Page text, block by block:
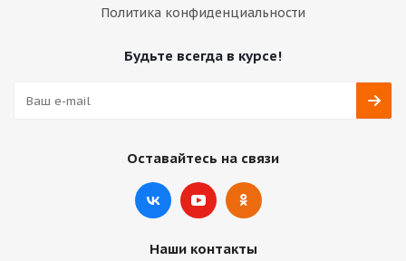
Политика конфиденциальности
Будьте всегда в курсе!
Оставайтесь на связи
Наши контакты